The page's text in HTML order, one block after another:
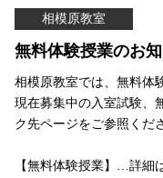
相模原教室
無料体験授業のお
相模原教室では、無料体
現在募集中の入室試験、
ク先ページをご参照くだ
【無料体験授業】…詳細